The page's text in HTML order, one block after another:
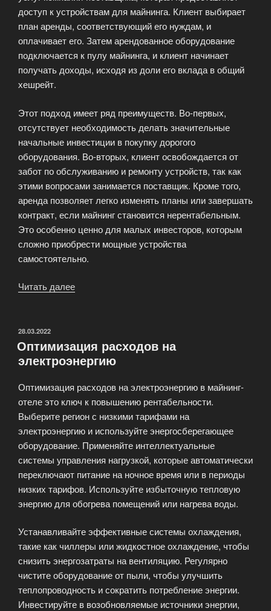
доступ к устройствам для майнинга. Клиент выбирает
план аренды, соответствующий его нуждам, и
оплачивает его. Затем арендованное оборудование
подключается к пулу майнинга, и клиент начинает
получать доходы, исходя из доли его вклада в общий
хешрейт.
Этот подход имеет ряд преимуществ. Во-первых,
отсутствует необходимость делать значительные
начальные инвестиции в покупку дорогого
оборудования. Во-вторых, клиент освобождается от
забот по обслуживанию и ремонту устройств, так как
этими вопросами занимается поставщик. Кроме того,
аренда позволяет легко изменять планы или завершать
контракт, если майнинг становится нерентабельным.
Это особенно ценно для малых инвесторов, которым
сложно приобрести мощные устройства
самостоятельно.
Читать далее
ОПУБЛИКОВАНО
28.03.2022
Оптимизация расходов на
электроэнергию
Оптимизация расходов на электроэнергию в майнинг-
отеле это ключ к повышению рентабельности.
Выберите регион с низкими тарифами на
электроэнергию и используйте энергосберегающее
оборудование. Применяйте интеллектуальные
системы управления нагрузкой, которые автоматически
переключают питание на ночное время или в периоды
низких тарифов. Используйте избыточную тепловую
энергию для обогрева помещений или нагрева воды.
Устанавливайте эффективные системы охлаждения,
такие как чиллеры или жидкостное охлаждение, чтобы
снизить энергозатраты на вентиляцию. Регулярно
чистите оборудование от пыли, чтобы улучшить
теплопроводность и сократить потребление энергии.
Инвестируйте в возобновляемые источники энергии,